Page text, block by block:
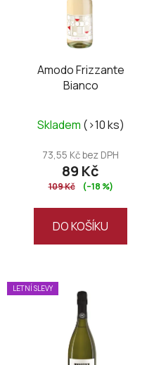
Amodo Frizzante
Bianco
Skladem (>10 ks)
73,55 Kč bez DPH
89 Kč
109 Kč (–18 %)
DO KOŠÍKU
LETNÍ SLEVY